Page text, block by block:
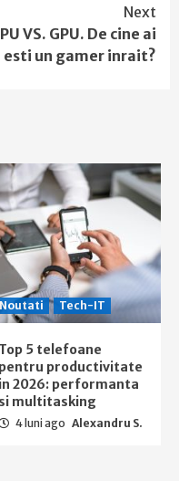
Next
VS. GPU. De cine ai
esti un gamer inrait?
Noutati Tech-IT
Top 5 telefoane
pentru productivitate
in 2026: performanta
si multitasking
4 luni ago Alexandru S.